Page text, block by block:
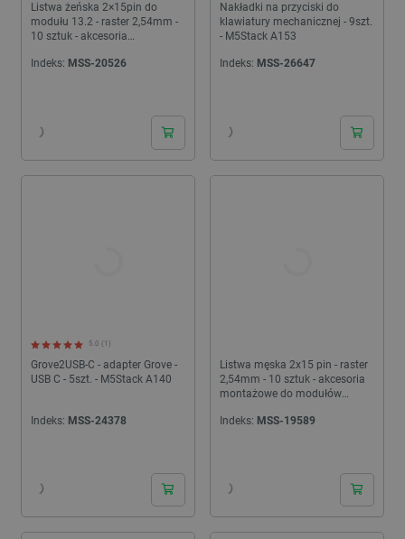
Listwa żeńska 2×15pin do
modułu 13.2 - raster 2,54mm -
10 sztuk - akcesoria
deweloperskich M5Stack
Indeks: MSS-20526
Nakładki na przyciski do
klawiatury mechanicznej - 9szt.
- M5Stack A153
Indeks: MSS-26647
Grove2USB-C - adapter Grove -
USB C - 5szt. - M5Stack A140
5.0 (1)
Indeks: MSS-24378
Listwa męska 2x15 pin - raster
2,54mm - 10 sztuk - akcesoria
montażowe do modułów
A001-C
Indeks: MSS-19589